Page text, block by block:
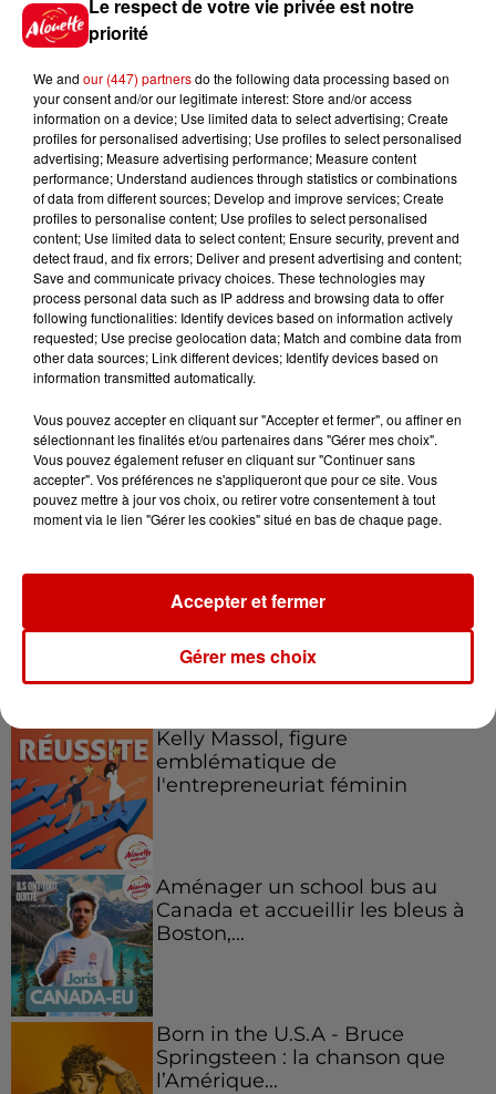
à Coulon !
Le Duel - Gagnez vos entrées
pour l'un des zoos de nos
régions !
Destination Vacances - Gagnez
votre séjour en famille au cœur
de la...
Destination Vacances : inscrivez-
vous !
Podcasts Voir plus
Kelly Massol, figure
emblématique de
l'entrepreneuriat féminin
Aménager un school bus au
Canada et accueillir les bleus à
Boston,...
Born in the U.S.A - Bruce
Springsteen : la chanson que
l’Amérique...
Le respect de votre vie privée est notre
priorité
We and our (447) partnersdo the following data processing based on
your consent and/or our legitimate interest: Store and/or access
information on a device; Use limited data to select advertising; Create
profiles for personalised advertising; Use profiles to select personalised
advertising; Measure advertising performance; Measure content
performance; Understand audiences through statistics or combinations
of data from different sources; Develop and improve services; Create
profiles to personalise content; Use profiles to select personalised
content; Use limited data to select content; Ensure security, prevent and
detect fraud, and fix errors; Deliver and present advertising and content;
Save and communicate privacy choices. These technologies may
process personal data such as IP address and browsing data to offer
following functionalities: Identify devices based on information actively
requested; Use precise geolocation data; Match and combine data from
other data sources; Link different devices; Identify devices based on
information transmitted automatically.
Vous pouvez accepter en cliquant sur "Accepter et fermer", ou affiner en
sélectionnant les finalités et/ou partenaires dans "Gérer mes choix".
Vous pouvez également refuser en cliquant sur "Continuer sans
accepter". Vos préférences ne s'appliqueront que pour ce site. Vous
pouvez mettre à jour vos choix, ou retirer votre consentement à tout
moment via le lien "Gérer les cookies" situé en bas de chaque page.
Gérer mes choix
Accepter et fermer